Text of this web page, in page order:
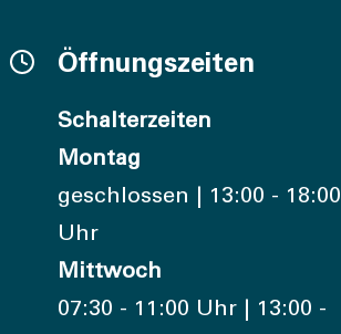
Öffnungszeiten
Schalterzeiten
Montag
geschlossen | 13:00 - 18:00
Uhr
Mittwoch
07:30 - 11:00 Uhr | 13:00 -